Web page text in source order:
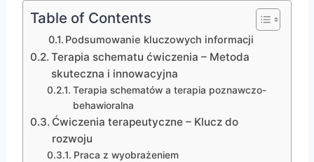
Table of Contents
Podsumowanie kluczowych informacji
Terapia schematu ćwiczenia – Metoda
skuteczna i innowacyjna
Terapia schematów a terapia poznawczo-
behawioralna
Ćwiczenia terapeutyczne – Klucz do
rozwoju
Praca z wyobrażeniem